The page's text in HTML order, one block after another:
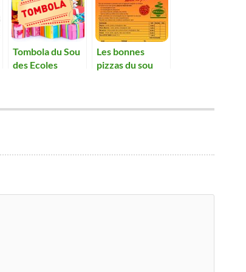
Tombola du Sou
des Ecoles
Les bonnes
pizzas du sou